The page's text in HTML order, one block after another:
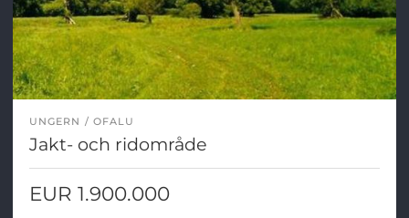
UNGERN OFALU
Jakt- och ridområde
EUR 1.900.000